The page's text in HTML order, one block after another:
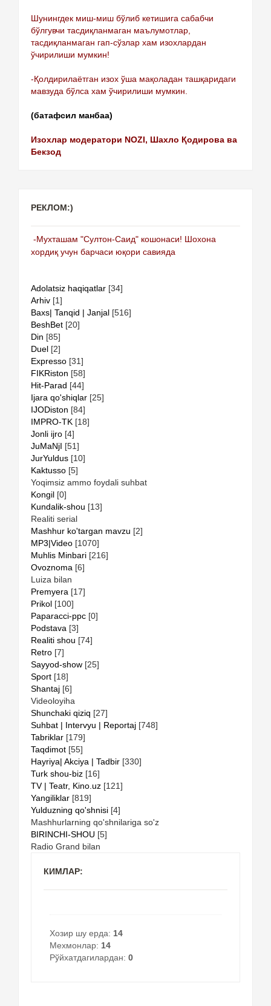
Шунингдек миш-миш бўлиб кетишига сабабчи
бўлгувчи тасдиқланмаган маълумотлар,
тасдиқланмаган гап-сўзлар хам изохлардан
ўчирилиши мумкин!
-Қолдирилаётган изох ўша мақоладан ташқаридаги
мавзуда бўлса хам ўчирилиши мумкин.
(батафсил манбаа)
Изохлар модератори NOZI, Шахло Қодирова ва
Бекзод
РЕКЛОМ:)
-Мухташам "Султон-Саид" кошонаси! Шохона
хордиқ учун барчаси юқори савияда
Adolatsiz haqiqatlar [34]
Arhiv [1]
Baxs| Tanqid | Janjal [516]
BeshBet [20]
Din [85]
Duel [2]
Expresso [31]
FIKRiston [58]
Hit-Parad [44]
Ijara qo'shiqlar [25]
IJODiston [84]
IMPRO-TK [18]
Jonli ijro [4]
JuMaNjI [51]
JurYuldus [10]
Kaktusso [5]
Yoqimsiz ammo foydali suhbat
Kongil [0]
Kundalik-shou [13]
Realiti serial
Mashhur ko'targan mavzu [2]
MP3|Video [1070]
Muhlis Minbari [216]
Ovoznoma [6]
Luiza bilan
Premyera [17]
Prikol [100]
Paparacci-ppc [0]
Podstava [3]
Realiti shou [74]
Retro [7]
Sayyod-show [25]
Sport [18]
Shantaj [6]
Videoloyiha
Shunchaki qiziq [27]
Suhbat | Intervyu | Reportaj [748]
Tabriklar [179]
Taqdimot [55]
Hayriya| Akciya | Tadbir [330]
Turk shou-biz [16]
TV | Teatr, Kino.uz [121]
Yangiliklar [819]
Yulduzning qo'shnisi [4]
Mashhurlarning qo'shnilariga so'z
BIRINCHI-SHOU [5]
Radio Grand bilan
КИМЛАР:
Хозир шу ерда: 14
Мехмонлар: 14
Рўйхатдагилардан: 0